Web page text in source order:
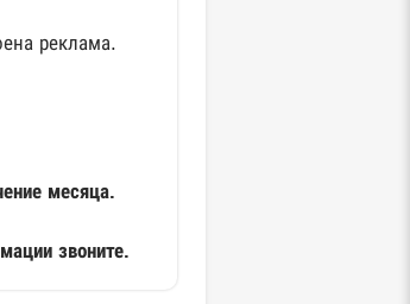
реклама.
месяца.
звоните.